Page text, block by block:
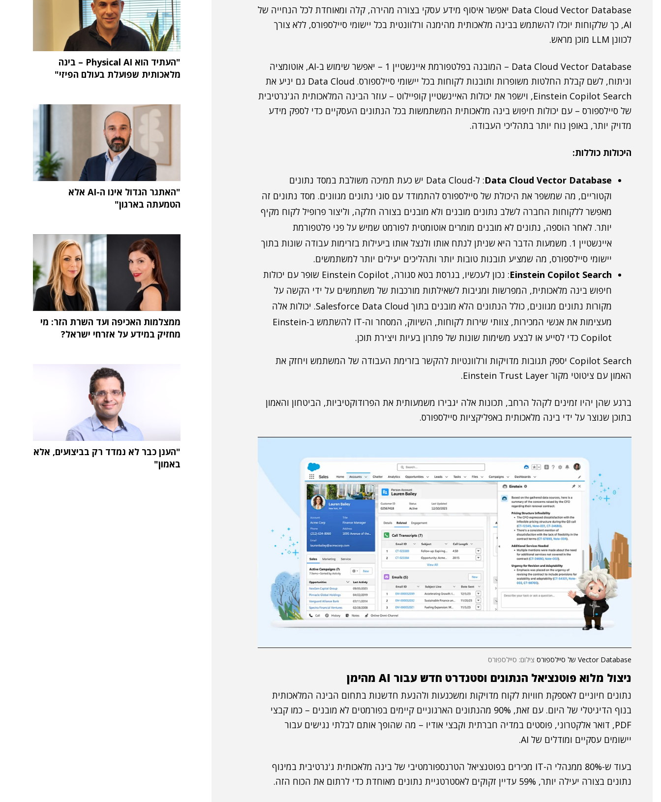
Data Cloud Vector Database יאפשר איסוף מידע עסקי בצורה מהירה, קלה ומאוחדת לכל הנחייה של
AI, כך שלקוחות יוכלו להשתמש בבינה מלאכותית מהימנה ורלוונטית בכל יישומי סיילספורס, ללא צורך
לכוונן LLM מוכן מראש.
Data Cloud Vector Database – המובנה בפלטפורמת איינשטיין 1 – יאפשר שימוש ב-AI, אוטומציה
וניתוח, לשם קבלת החלטות משופרות ותובנות לקוחות בכל יישומי סיילספורס. Data Cloud גם יניע את
Einstein Copilot Search, וישפר את יכולות האיינשטיין קופיילוט – עוזר הבינה המלאכותית הג'נרטיבית
של סיילספורס – עם יכולות חיפוש בינה מלאכותית המשתמשות בכל הנתונים העסקיים כדי לספק מידע
מדויק יותר, באופן נוח יותר בתהליכי העבודה.
היכולות כוללות:
Data Cloud Vector Database
: ל-Data Cloud יש כעת תמיכה משולבת במסד נתונים
וקטוריים, מה שמשפר את היכולת של סיילספורס להתמודד עם סוגי נתונים מגוונים. מסד נתונים זה
מאפשר ללקוחות החברה לשלב נתונים מובנים ולא מובנים בצורה חלקה, וליצור פרופיל לקוח מקיף
יותר. לאחר הוספה, נתונים לא מובנים מומרים אוטומטית לפורמט שמיש על פני פלטפורמת
איינשטיין 1. משמעות הדבר היא שניתן לנתח אותו ולנצל אותו ביעילות בזרימות עבודה שונות בתוך
יישומי סיילספורס, מה שמציע תובנות טובות יותר ותהליכים יעילים יותר למשתמשים.
Einstein Copilot Search
: נכון לעכשיו, בגרסת בטא סגורה, Einstein Copilot שוּפר עם יכולות
חיפוש בינה מלאכותית, המפרשות ומגיבות לשאילתות מורכבות של משתמשים על ידי הקשה על
מקורות נתונים מגוונים, כולל הנתונים הלא מובנים בתוך Salesforce Data Cloud. יכולות אלה
מעצימות את אנשי המכירות, צוותי שירות לקוחות, השיווק, המסחר וה-IT להשתמש ב-Einstein
Copilot כדי לסייע או לבצע משימות שונות של פתרון בעיות ויצירת תוכן.
Copilot Search יספק תגובות מדויקות ורלוונטיות להקשר בזרימת העבודה של המשתמש ויחזק את
האמון עם ציטוטי מקור Einstein Trust Layer.
ברגע שהן יהיו זמינים לקהל הרחב, תכונות אלה יגבירו משמעותית את הפרודוקטיביות, הביטחון והאמון
בתוכן שנוצר על ידי בינה מלאכותית באפליקציות סיילספורס.
Vector Database של סיילספורס צילום: סיילספורס
ניצול מלוא פוטנציאל הנתונים וסטנדרט חדש עבור AI מהימן
נתונים חיוניים לאספקת חוויות לקוח מדויקות ומשכנעות ולהנעת חדשנות בתחום הבינה המלאכותית
בנוף הדיגיטלי של היום. עם זאת, 90% מהנתונים הארגוניים קיימים בפורמטים לא מובנים – כמו קבצי
PDF, דואר אלקטרוני, פוסטים במדיה חברתית וקבצי אודיו – מה שהופך אותם לבלתי נגישים עבור
יישומים עסקיים ומודלים של AI.
בעוד ש-80% ממנהלי ה-IT מכירים בפוטנציאל הטרנספורמטיבי של בינה מלאכותית ג'נרטיבית במינוף
נתונים בצורה יעילה יותר, 59% עדיין זקוקים לאסטרטגיית נתונים מאוחדת כדי לרתום את הכוח הזה.
"העתיד הוא Physical AI – בינה
מלאכותית שפועלת בעולם הפיזי"
"האתגר הגדול אינו ה-AI אלא
הטמעתה בארגון"
ממצלמות האכיפה ועד השרת הזר: מי
מחזיק במידע על אזרחי ישראל?
"הענן כבר לא נמדד רק בביצועים, אלא
באמון"